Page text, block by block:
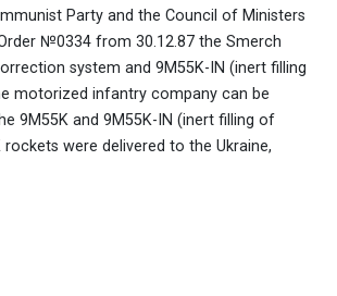
Party and the Council of Ministers
№0334 from 30.12.87 the Smerch
system and 9M55K-IN (inert filling
motorized infantry company can be
9M55K and 9M55K-IN (inert filling of
were delivered to the Ukraine,